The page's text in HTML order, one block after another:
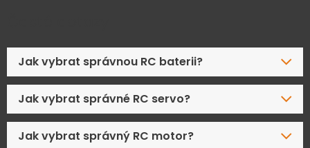
Jak vybrat správnou RC baterii?
Jak vybrat správné RC servo?
Jak vybrat správný RC motor?